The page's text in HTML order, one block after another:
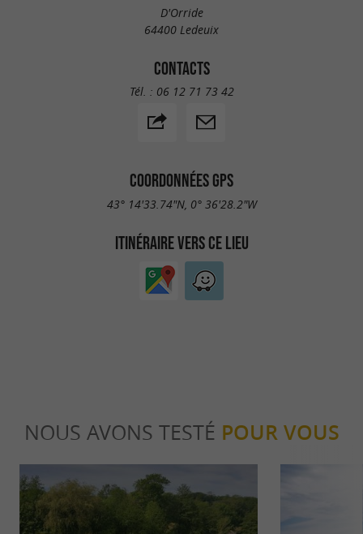
D'Orride
64400 Ledeuix
CONTACTS
Tél. : 06 12 71 73 42
COORDONNÉES GPS
43° 14'33.74"N, 0° 36'28.2"W
ITINÉRAIRE VERS CE LIEU
NOUS AVONS TESTÉ POUR VOUS